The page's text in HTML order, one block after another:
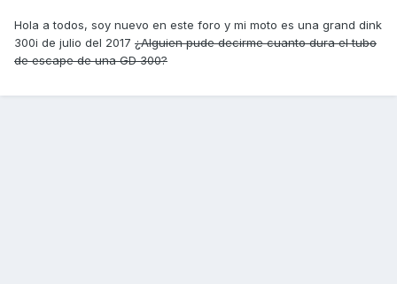
Hola a todos, soy nuevo en este foro y mi moto es una grand dink
300i de julio del 2017 ¿Alguien pude decirme cuanto dura el tubo
de escape de una GD 300?